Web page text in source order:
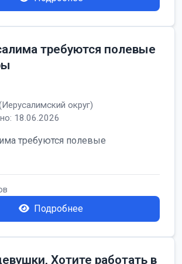
требуются полевые
округ)
18.06.2026
требуются полевые
Подробнее
Хотите работать в